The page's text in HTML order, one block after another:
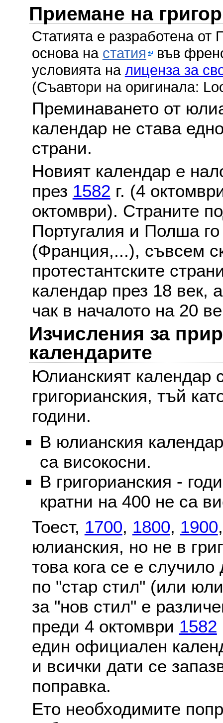
Приемане на
Статията е разработена
основа на статия във
условията на лиценза за
(Съавтори на оригинала:
Преминаването от
календар не става
страни.
Новият календар е
през 1582 г. (4
октомври). Страните
Португалия и Полша
(Франция,...), съвсем
протестантските
календар през 18 век,
чак в началото на 20
Изчисления за
календарите
Юлианският календар
григорианския, тъй
години.
В юлианския
са високосни.
В григорианския -
кратни на 400 не са
Тоест, 1700, 1800, 1900
юлианския, но не в
това кога се е
по "стар стил" (или
за "нов стил" е
преди 4 октомври 1582
един официален
и всички дати се
поправка.
Ето необходимите